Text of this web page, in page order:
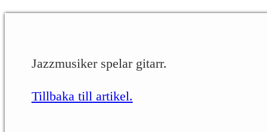
Jazzmusiker spelar gitarr.
Tillbaka till artikel.